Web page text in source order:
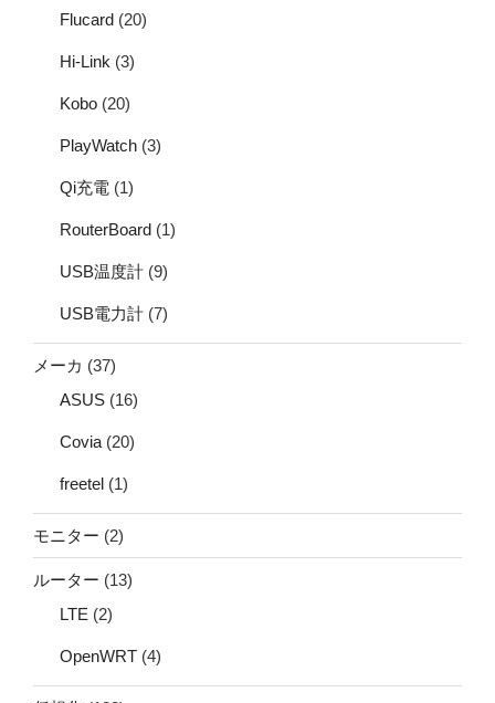
Flucard (20)
Hi-Link (3)
Kobo (20)
PlayWatch (3)
Qi充電 (1)
RouterBoard (1)
USB温度計 (9)
USB電力計 (7)
メーカ (37)
ASUS (16)
Covia (20)
freetel (1)
モニター (2)
ルーター (13)
LTE (2)
OpenWRT (4)